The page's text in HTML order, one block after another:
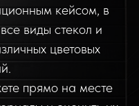
кейсом, в
виды стекол и
цветовых
прямо на месте